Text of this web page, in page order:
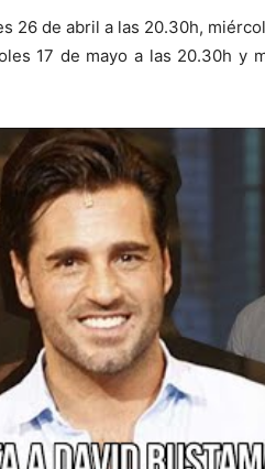
26 de abril a las 20.30h,
17 de mayo a las 20.30h y